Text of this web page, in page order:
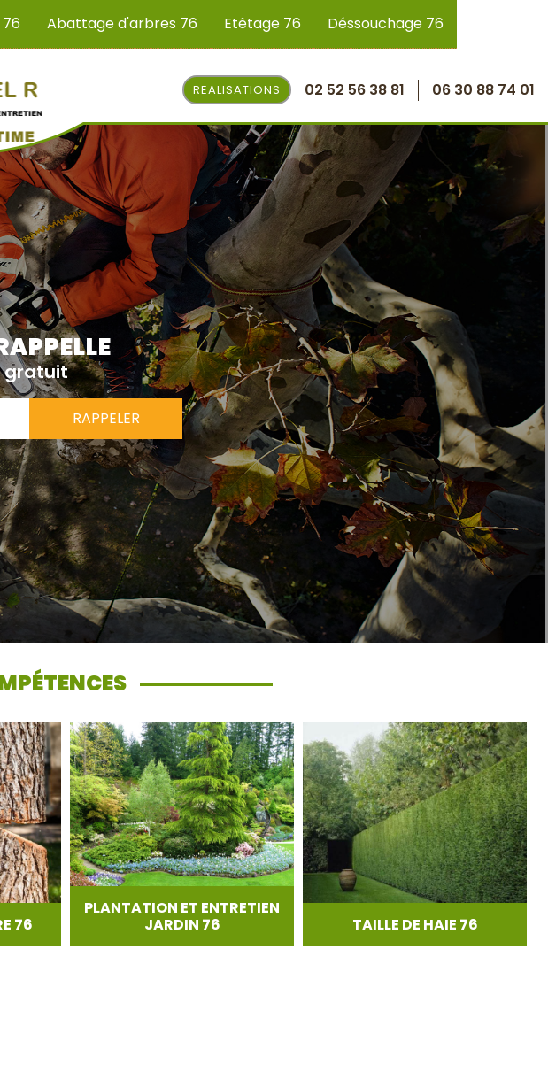
Abattage d'arbres 76 Etêtage 76 Déssouchage 76
REALISATIONS 02 52 56 38 81 06 30 88 74 01
gratuit
76
PLANTATION ET ENTRETIEN
JARDIN 76
TAILLE DE HAIE 76